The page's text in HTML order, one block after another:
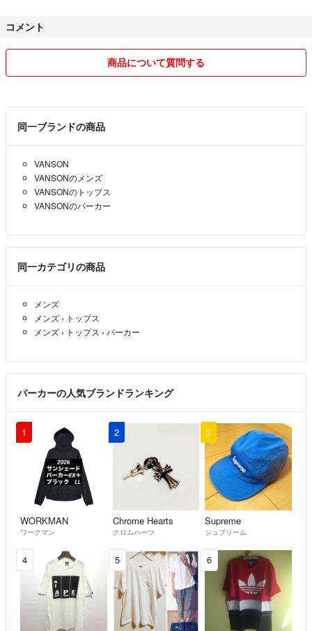
#美容用品
#ヘアケア用品
#鬼滅の刃
#ディズニー
コメント
商品について質問する
同一ブランドの商品
VANSON
VANSONのメンズ
VANSONのトップス
VANSONのパーカー
同一カテゴリの商品
メンズ
メンズ › トップス
メンズ › トップス › パーカー
パーカーの人気ブランドランキング
1
WORKMAN
ワークマン
2
Chrome Hearts
クロムハーツ
3
Supreme
シュプリーム
4 5 6